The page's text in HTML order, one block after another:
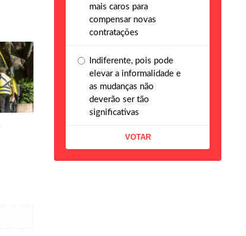
mais caros para
compensar novas
contratações
Indiferente, pois pode
elevar a informalidade e
as mudanças não
deverão ser tão
significativas